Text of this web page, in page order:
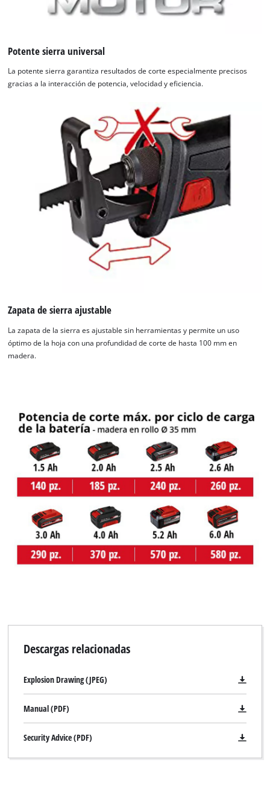
cargar el servicio Google Maps!
This content is not permitted to load due
to trackers that are not disclosed to the
visitor. The website owner needs to setup
the site with their CMP to add this content
to the list of technologies used.
Powered by
Usercentrics Consent
Management Platform
Potente sierra universal
La potente sierra garantiza resultados de corte especialmente precisos
gracias a la interacción de potencia, velocidad y eficiencia.
Zapata de sierra ajustable
La zapata de la sierra es ajustable sin herramientas y permite un uso
óptimo de la hoja con una profundidad de corte de hasta 100 mm en
madera.
Descargas relacionadas
Explosion Drawing (JPEG)
Manual (PDF)
Security Advice (PDF)